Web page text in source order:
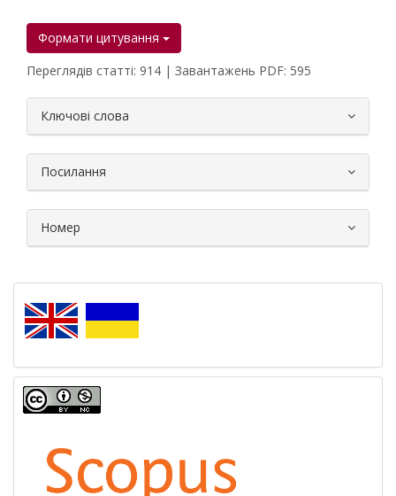
Формати цитування
Переглядів статті: 914 | Завантажень PDF: 595
Ключові слова
Посилання
Номер